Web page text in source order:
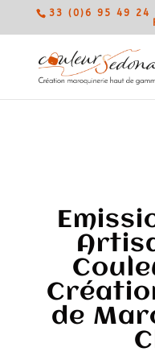
33 (0)6 95 49 24
de